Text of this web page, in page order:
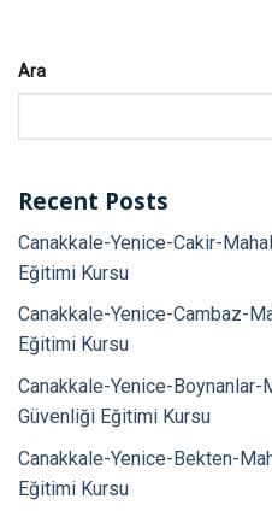
Ara
Recent Posts
Canakkale-Yenice-Cakir-
Eğitimi Kursu
Canakkale-Yenice-Cambaz-
Eğitimi Kursu
Canakkale-Yenice-Boynanlar-
Güvenliği Eğitimi Kursu
Canakkale-Yenice-Bekten-
Eğitimi Kursu